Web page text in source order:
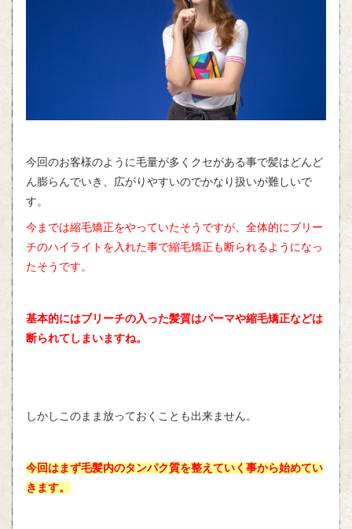
今回のお客様のように毛量が多くクセがある事で髪はどんど
ん膨らんでいき、広がりやすいのでかなり扱いが難しいで
す。
今までは縮毛矯正をやっていたそうですが、全体的にブリー
チのハイライトを入れた事で縮毛矯正も断られるようになっ
たそうです。
基本的にはブリーチの入った髪質はパーマや縮毛矯正などは
断られてしまいますね。
しかしこのまま放っておくことも出来ません。
今回はまず毛髪内のタンパク質を整えていく事から始めてい
きます。